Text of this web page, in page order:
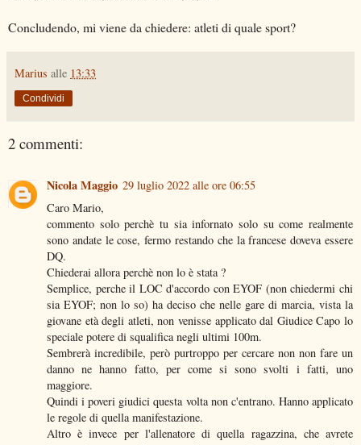
Concludendo, mi viene da chiedere: atleti di quale sport?
Marius alle 13:33
Condividi
2 commenti:
Nicola Maggio 29 luglio 2022 alle ore 06:55
Caro Mario,
commento solo perchè tu sia infornato solo su come realmente
sono andate le cose, fermo restando che la francese doveva essere
DQ.
Chiederai allora perchè non lo è stata ?
Semplice, perche il LOC d'accordo con EYOF (non chiedermi chi
sia EYOF; non lo so) ha deciso che nelle gare di marcia, vista la
giovane età degli atleti, non venisse applicato dal Giudice Capo lo
speciale potere di squalifica negli ultimi 100m.
Sembrerà incredibile, però purtroppo per cercare non non fare un
danno ne hanno fatto, per come si sono svolti i fatti, uno
maggiore.
Quindi i poveri giudici questa volta non c'entrano. Hanno applicato
le regole di quella manifestazione.
Altro è invece per l'allenatore di quella ragazzina, che avrete